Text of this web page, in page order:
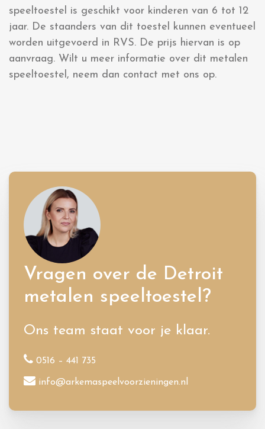
speeltoestel is geschikt voor kinderen van 6 tot 12
jaar. De staanders van dit toestel kunnen eventueel
worden uitgevoerd in RVS. De prijs hiervan is op
aanvraag. Wilt u meer informatie over dit metalen
speeltoestel, neem dan contact met ons op.
Vragen over de Detroit
metalen speeltoestel?
Ons team staat voor je klaar.
0516 – 441 735
info@arkemaspeelvoorzieningen.nl